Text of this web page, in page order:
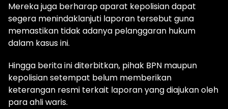
Mereka juga berharap aparat kepolisian dapat
segera menindaklanjuti laporan tersebut guna
memastikan tidak adanya pelanggaran hukum
dalam kasus ini.
Hingga berita ini diterbitkan, pihak BPN maupun
kepolisian setempat belum memberikan
keterangan resmi terkait laporan yang diajukan oleh
para ahli waris.